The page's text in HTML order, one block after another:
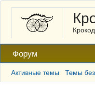
Форум
Активные темы Темы без